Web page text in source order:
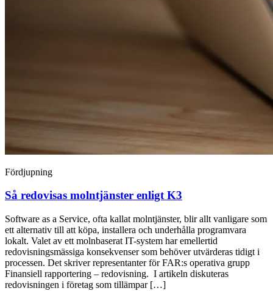
Fördjupning
Så redovisas molntjänster enligt K3
Software as a Service, ofta kallat molntjänster, blir allt vanligare som
ett ­alternativ till att köpa, installera och underhålla programvara
lokalt. Valet av ett molnbaserat IT-system har emellertid
redovisningsmässiga ­konsekvenser som behöver utvärderas tidigt i
processen. Det skriver representanter för FAR:s operativa grupp
Finansiell rapportering – redovisning. I artikeln diskuteras
redovisningen i företag som tillämpar […]